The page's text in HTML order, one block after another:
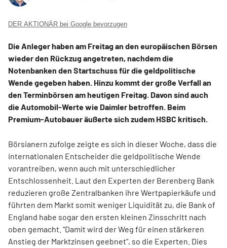
DER AKTIONÄR bei Google bevorzugen
Die Anleger haben am Freitag an den europäischen Börsen
wieder den Rückzug angetreten, nachdem die
Notenbanken den Startschuss für die geldpolitische
Wende gegeben haben. Hinzu kommt der große Verfall an
den Terminbörsen am heutigen Freitag. Davon sind auch
die Automobil-Werte wie Daimler betroffen. Beim
Premium-Autobauer äußerte sich zudem HSBC kritisch.
Börsianern zufolge zeigte es sich in dieser Woche, dass die
internationalen Entscheider die geldpolitische Wende
vorantreiben, wenn auch mit unterschiedlicher
Entschlossenheit. Laut den Experten der Berenberg Bank
reduzieren große Zentralbanken ihre Wertpapierkäufe und
führten dem Markt somit weniger Liquidität zu, die Bank of
England habe sogar den ersten kleinen Zinsschritt nach
oben gemacht. "Damit wird der Weg für einen stärkeren
Anstieg der Marktzinsen geebnet", so die Experten. Dies